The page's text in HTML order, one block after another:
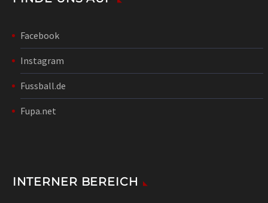
Facebook
Instagram
Fussball.de
Fupa.net
INTERNER BEREICH